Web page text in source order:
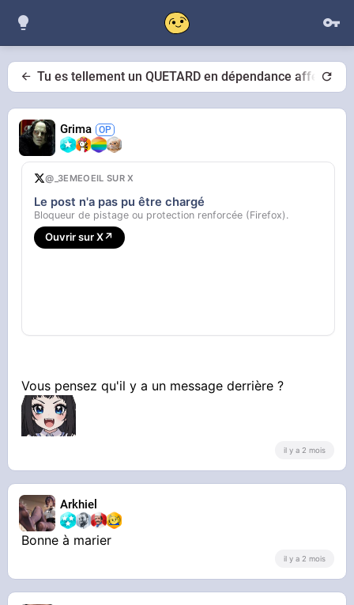
Tu es tellement un QUETARD en dépendance affective
Grima
@_3EMEOEIL SUR X
Le post n'a pas pu être chargé
Bloqueur de pistage ou protection renforcée (Firefox).
Ouvrir sur X↗
Vous pensez qu'il y a un message derrière ?
il y a 2 mois
Arkhiel
Bonne à marier
il y a 2 mois